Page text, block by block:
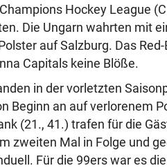
Hockey League
Die Ungarn wahrten mit
auf Salzburg. Das
Capitals keine Blöße.
in der vorletzten
Beginn an auf verlorenem
(21., 41.) trafen für die
zweiten Mal in Folge und
Für die 99ers war es